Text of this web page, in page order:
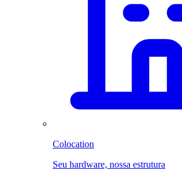
Colocation
Seu hardware, nossa estrutura